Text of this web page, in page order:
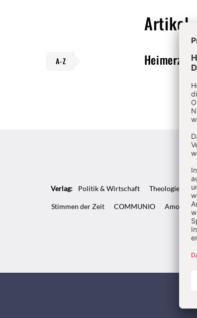
Artikel
A-Z
Verlag: Politik & Wirtschaft Theologie &
Stimmen der Zeit COMMUNIO